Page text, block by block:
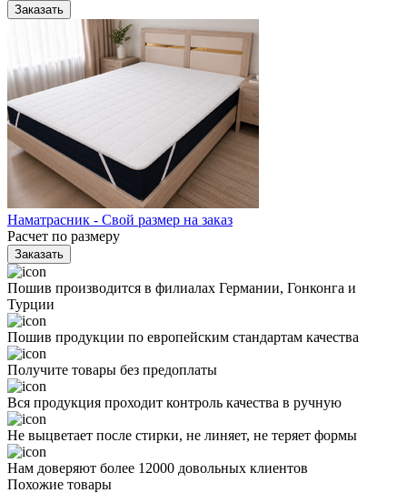
Заказать
Наматрасник - Свой размер на заказ
Расчет по размеру
Заказать
Пошив производится в филиалах Германии, Гонконга и
Турции
Пошив продукции по европейским стандартам качества
Получите товары без предоплаты
Вся продукция проходит контроль качества в ручную
Не выцветает после стирки, не линяет, не теряет формы
Нам доверяют более 12000 довольных клиентов
Похожие товары